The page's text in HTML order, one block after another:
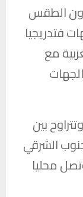
الطقس
فتدريجيا
مع
بين
الشرقي
وتصل محليا